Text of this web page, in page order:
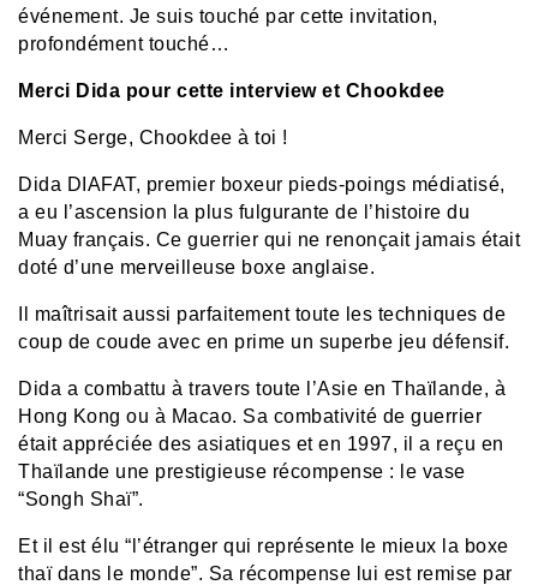
événement. Je suis touché par cette invitation,
profondément touché…
Merci Dida pour cette interview et Chookdee
Merci Serge, Chookdee à toi !
Dida DIAFAT, premier boxeur pieds-poings médiatisé,
a eu l’ascension la plus fulgurante de l’histoire du
Muay français. Ce guerrier qui ne renonçait jamais était
doté d’une merveilleuse boxe anglaise.
Il maîtrisait aussi parfaitement toute les techniques de
coup de coude avec en prime un superbe jeu défensif.
Dida a combattu à travers toute l’Asie en Thaïlande, à
Hong Kong ou à Macao. Sa combativité de guerrier
était appréciée des asiatiques et en 1997, il a reçu en
Thaïlande une prestigieuse récompense : le vase
“Songh Shaï”.
Et il est élu “l’étranger qui représente le mieux la boxe
thaï dans le monde”. Sa récompense lui est remise par